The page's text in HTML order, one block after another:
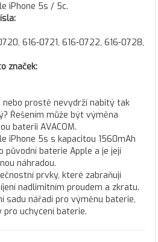
iPhone 5s / 5c.
616-0721, 616-0722, 616-0728,
značek:
nebo prostě nevydrží nabitý tak
Řešením může být výměna
baterii AVACOM.
iPhone 5s s kapacitou 1560mAh
baterie Apple a je její
náhradou.
prvky, které zabraňují
nadlimitním proudem a zkratu.
sadu nářadí pro výměnu baterie,
pro uchycení baterie.